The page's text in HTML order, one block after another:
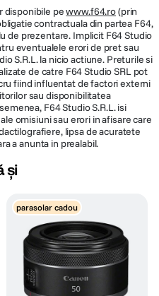
disponibile pewww.f64.ro(prin
contractuala din partea F64,
de prezentare. Implicit F64 Studio
eventualele erori de pret sau
S.R.L. la nicio actiune. Preturile si
de catre F64 Studio SRL pot
fiind influentat de factori externi
sau disponibilitatea
F64 Studio S.R.L. isi
omisiuni sau erori in afisare care
lipsa de acuratete
a anunta in prealabil.
și
parasolar cadou